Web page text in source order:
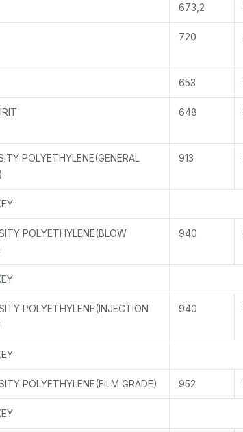
673,2
720
653
648
POLYETHYLENE(GENERAL
913
POLYETHYLENE(BLOW
940
POLYETHYLENE(INJECTION
940
POLYETHYLENE(FILM GRADE) 952